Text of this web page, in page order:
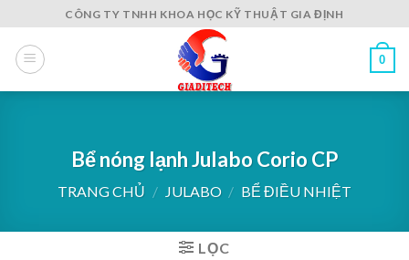
to
content
CÔNG TY TNHH KHOA HỌC KỸ THUẬT GIA ĐỊNH
0
Bể nóng lạnh Julabo Corio CP
TRANG CHỦ / JULABO / BỂ ĐIỀU NHIỆT
LỌC